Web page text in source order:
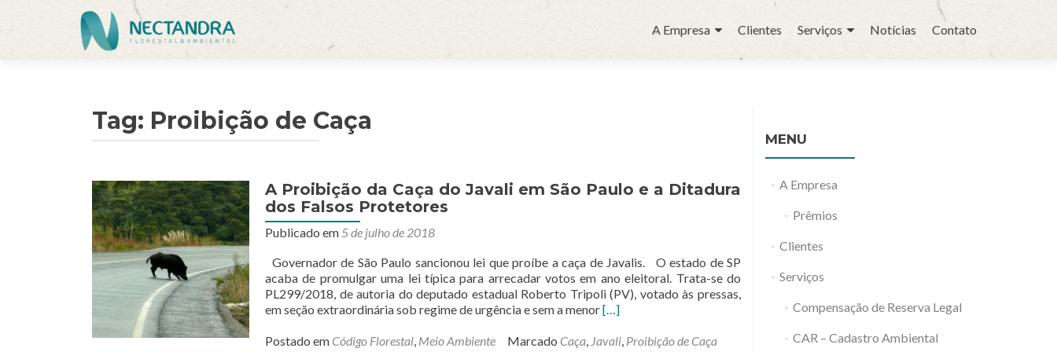
para
conteúdo
A Empresa Clientes Serviços Notícias Contato
Tag: Proibição de Caça
A Proibição da Caça do Javali em São Paulo e a Ditadura
dos Falsos Protetores
Publicado em 5 de julho de 2018
Governador de São Paulo sancionou lei que proíbe a caça de Javalis. O estado de SP
acaba de promulgar uma lei típica para arrecadar votos em ano eleitoral. Trata-se do
PL299/2018, de autoria do deputado estadual Roberto Tripoli (PV), votado às pressas,
em seção extraordinária sob regime de urgência e sem a menorLeia
sobreA
[…]
Postado em Código Florestal, Meio Ambiente Marcado Caça, Javali, Proibição de Caça
MENU
A Empresa
Prêmios
Clientes
Serviços
Compensação de Reserva Legal
CAR – Cadastro Ambiental